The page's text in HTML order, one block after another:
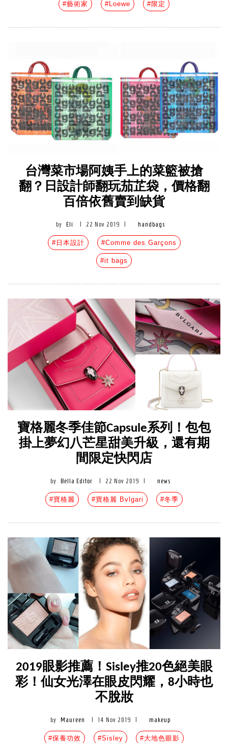
#藝術家 #Loewe #限定
台灣菜市場阿姨手上的菜籃被搶
翻？日設計師翻玩茄芷袋，價格翻
百倍依舊賣到缺貨
by Eli 22 Nov 2019 handbags
#日本設計 #Comme des Garçons
#it bags
寶格麗冬季佳節Capsule系列！包包
掛上夢幻八芒星甜美升級，還有期
間限定快閃店
by Bella Editor 22 Nov 2019 news
#寶格麗 #寶格麗 Bvlgari #冬季
2019眼影推薦！Sisley推20色絕美眼
彩！仙女光澤在眼皮閃耀，8小時也
不脫妝
by Maureen 14 Nov 2019 makeup
#保養功效 #Sisley #大地色眼影